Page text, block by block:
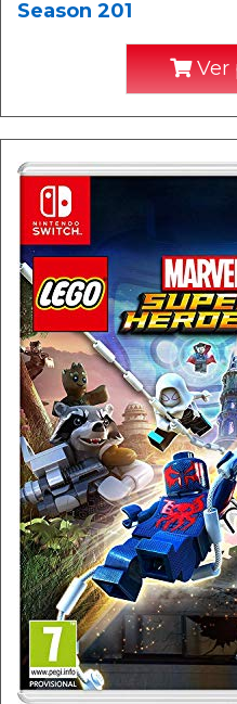
Season 201
Ver